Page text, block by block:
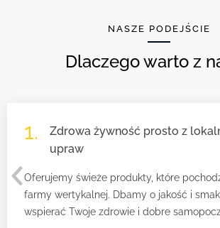
NASZE PODEJŚCIE
Dlaczego warto z
1.
Zdrowa żywność prosto z lokalnych
upraw
Oferujemy świeże produkty, które
farmy wertykalnej. Dbamy o jakość i
wspierać Twoje zdrowie i dobre